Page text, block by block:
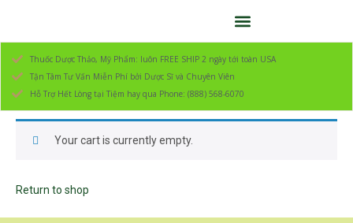
Thuốc Dược Thảo, Mỹ Phẩm: luôn FREE SHIP 2 ngày tới toàn USA
Tận Tâm Tư Vấn Miễn Phí bởi Dược Sĩ và Chuyên Viên
Hỗ Trợ Hết Lòng tại Tiệm hay qua Phone: (888) 568-6070
Your cart is currently empty.
Return to shop